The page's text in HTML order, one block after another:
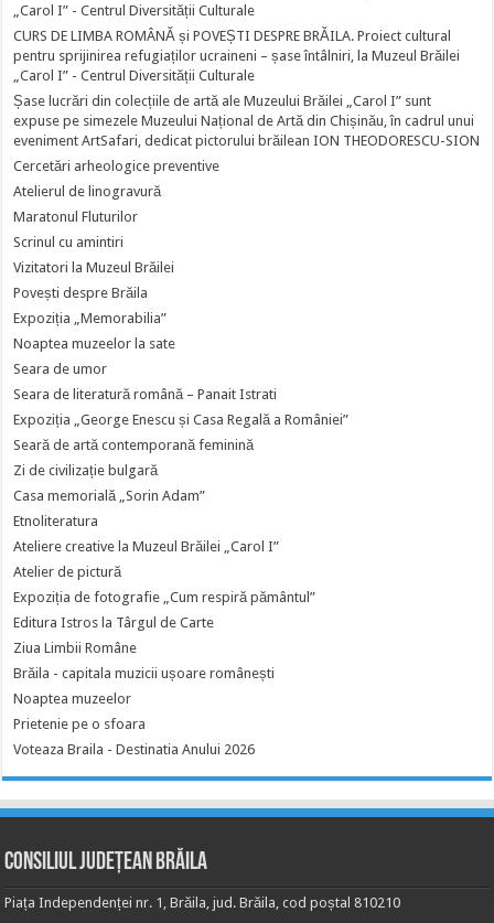
„Carol I” - Centrul Diversității Culturale
CURS DE LIMBA ROMÂNĂ și POVEȘTI DESPRE BRĂILA. Proiect cultural
pentru sprijinirea refugiaților ucraineni – șase întâlniri, la Muzeul Brăilei
„Carol I” - Centrul Diversității Culturale
Șase lucrări din colecțiile de artă ale Muzeului Brăilei „Carol I” sunt
expuse pe simezele Muzeului Național de Artă din Chișinău, în cadrul unui
eveniment ArtSafari, dedicat pictorului brăilean ION THEODORESCU-SION
Cercetări arheologice preventive
Atelierul de linogravură
Maratonul Fluturilor
Scrinul cu amintiri
Vizitatori la Muzeul Brăilei
Povești despre Brăila
Expoziția „Memorabilia”
Noaptea muzeelor la sate
Seara de umor
Seara de literatură română – Panait Istrati
Expoziția „George Enescu și Casa Regală a României”
Seară de artă contemporană feminină
Zi de civilizație bulgară
Casa memorială „Sorin Adam”
Etnoliteratura
Ateliere creative la Muzeul Brăilei „Carol I”
Atelier de pictură
Expoziția de fotografie „Cum respiră pământul”
Editura Istros la Târgul de Carte
Ziua Limbii Române
Brăila - capitala muzicii ușoare românești
Noaptea muzeelor
Prietenie pe o sfoara
Voteaza Braila - Destinatia Anului 2026
Consiliul Județean Brăila
Piața Independenței nr. 1, Brăila, jud. Brăila, cod poștal 810210